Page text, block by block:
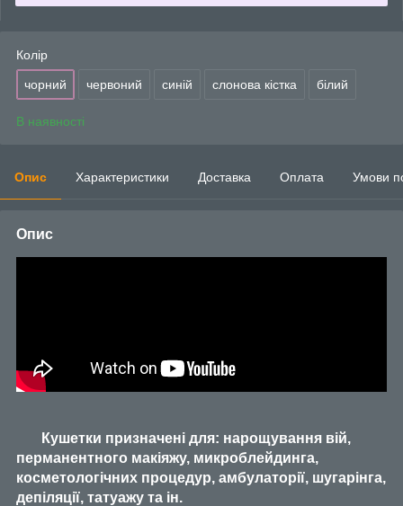
Колір
чорний червоний синій слонова кістка білий
В наявності
Опис Характеристики Доставка Оплата Умови
Опис
Кушетки призначені для: нарощування вій,
перманентного макіяжу, микроблейдинга,
косметологічних процедур, амбулаторії, шугарінга,
депіляції, татуажу та ін.